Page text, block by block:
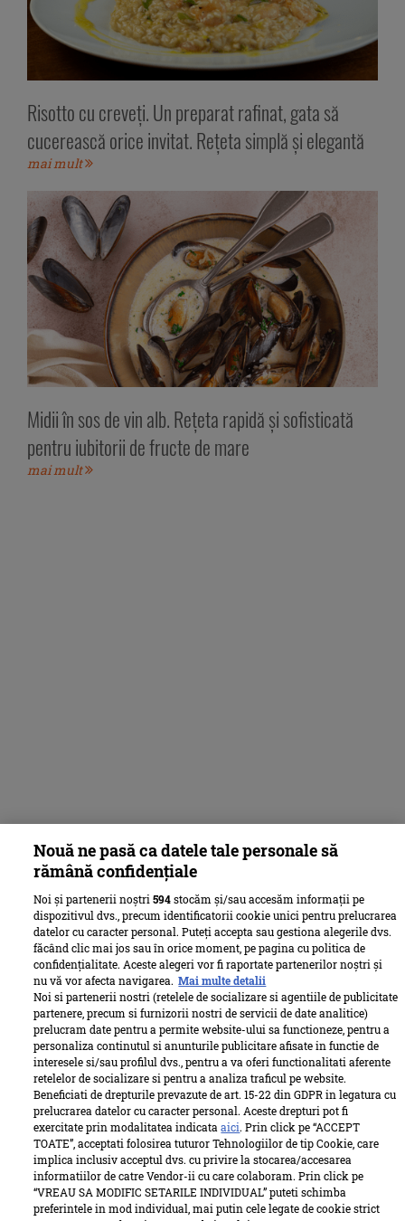
Risotto cu creveți. Un preparat rafinat, gata să
cucerească orice invitat. Rețeta simplă și elegantă
mai mult
Midii în sos de vin alb. Rețeta rapidă și sofisticată
pentru iubitorii de fructe de mare
mai mult
Nouă ne pasă ca datele tale personale să
rămână confidențiale
Noi și partenerii noștri594stocăm și/sau accesăm informații pe
dispozitivul dvs., precum identificatorii cookie unici pentru prelucrarea
datelor cu caracter personal. Puteți accepta sau gestiona alegerile dvs.
făcând clic mai jos sau în orice moment, pe pagina cu politica de
confidențialitate. Aceste alegeri vor fi raportate partenerilor noștri și
nu vă vor afecta navigarea. Mai multe detalii
Noi si partenerii nostri (retelele de socializare si agentiile de publicitate
partenere, precum si furnizorii nostri de servicii de date analitice)
prelucram date pentru a permite website-ului sa functioneze, pentru a
personaliza continutul si anunturile publicitare afisate in functie de
interesele si/sau profilul dvs., pentru a va oferi functionalitati aferente
retelelor de socializare si pentru a analiza traficul pe website.
Beneficiati de drepturile prevazute de art. 15-22 din GDPR in legatura cu
prelucrarea datelor cu caracter personal. Aceste drepturi pot fi
exercitate prin modalitatea indicataaici. Prin click pe “ACCEPT
TOATE”, acceptati folosirea tuturor Tehnologiilor de tip Cookie, care
implica inclusiv acceptul dvs. cu privire la stocarea/accesarea
informatiilor de catre Vendor-ii cu care colaboram. Prin click pe
“VREAU SA MODIFIC SETARILE INDIVIDUAL” puteti schimba
preferintele in mod individual, mai putin cele legate de cookie strict